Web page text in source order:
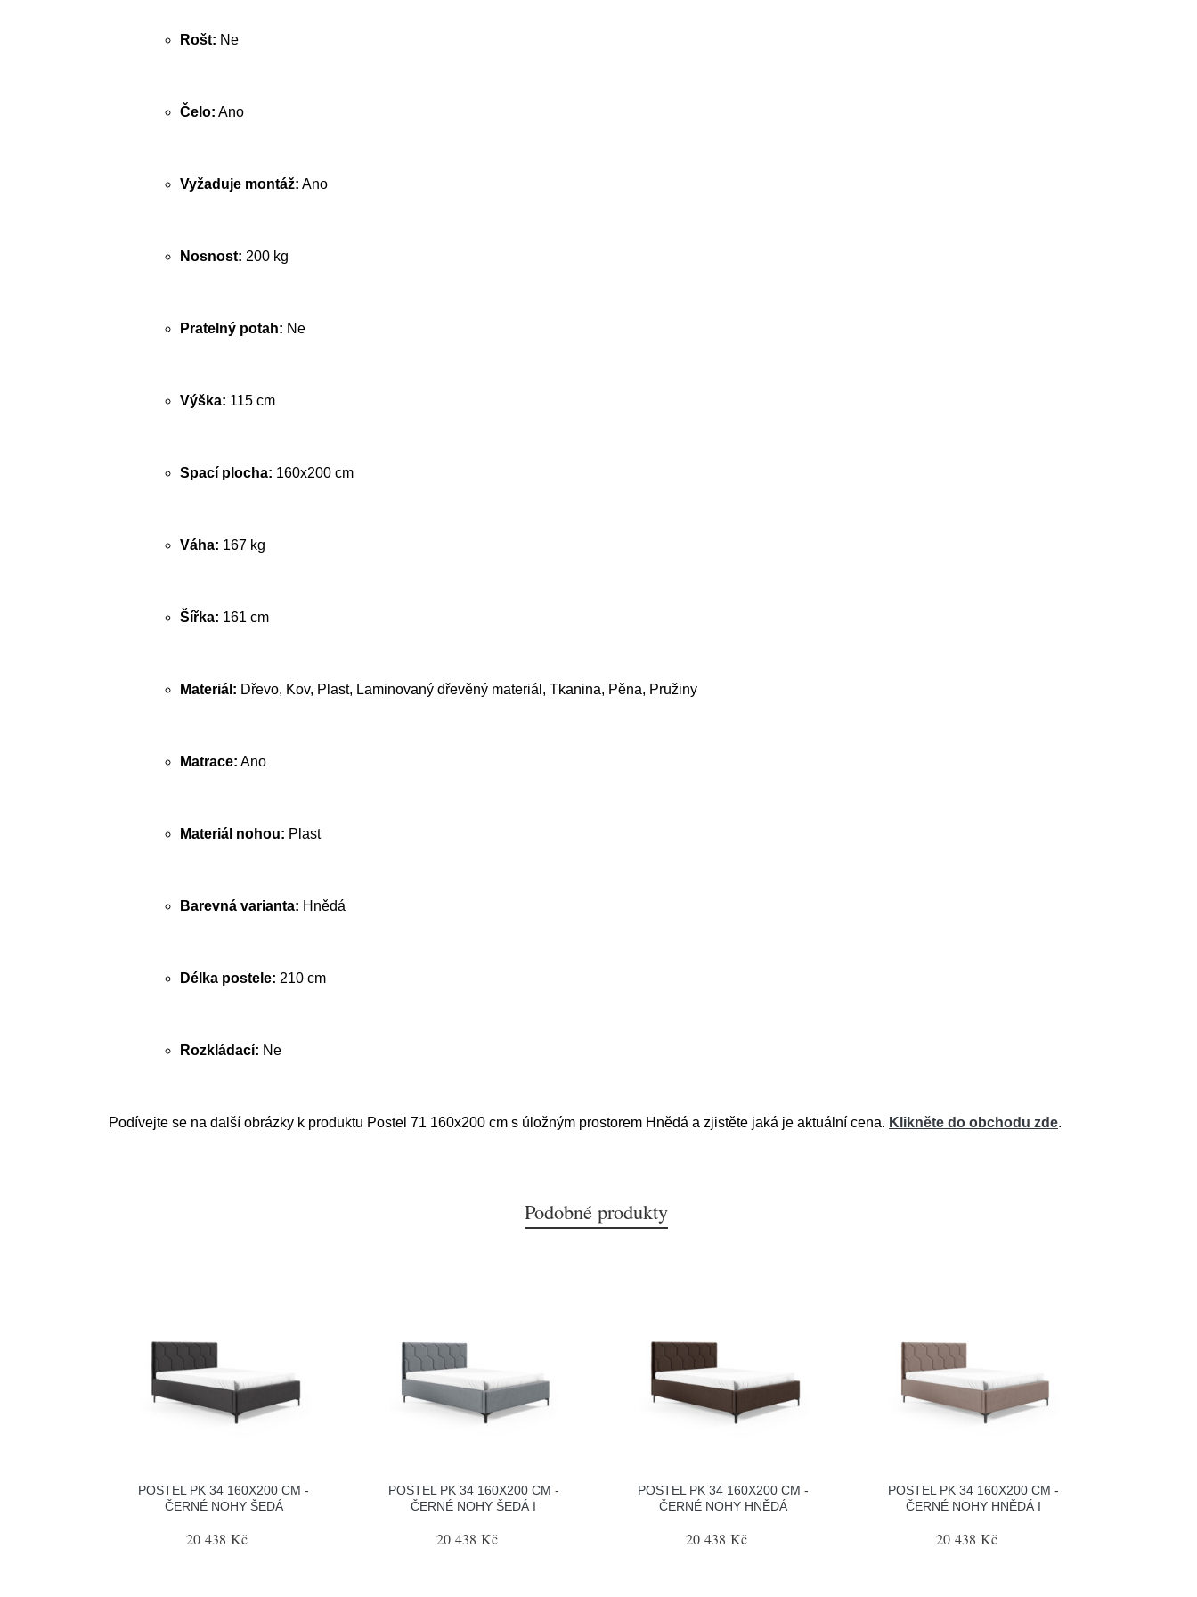
Rošt: Ne
Čelo: Ano
Vyžaduje montáž: Ano
Nosnost: 200 kg
Pratelný potah: Ne
Výška: 115 cm
Spací plocha: 160x200 cm
Váha: 167 kg
Šířka: 161 cm
Materiál: Dřevo, Kov, Plast, Laminovaný dřevěný materiál, Tkanina, Pěna, Pružiny
Matrace: Ano
Materiál nohou: Plast
Barevná varianta: Hnědá
Délka postele: 210 cm
Rozkládací: Ne
Podívejte se na další obrázky k produktu Postel 71 160x200 cm s úložným prostorem Hnědá a zjistěte jaká je aktuální cena. Klikněte do obchodu zde.
Podobné produkty
POSTEL PK 34 160X200 CM -
ČERNÉ NOHY ŠEDÁ
20 438 Kč
POSTEL PK 34 160X200 CM -
ČERNÉ NOHY ŠEDÁ I
20 438 Kč
POSTEL PK 34 160X200 CM -
ČERNÉ NOHY HNĚDÁ
20 438 Kč
POSTEL PK 34 160X200 CM -
ČERNÉ NOHY HNĚDÁ I
20 438 Kč